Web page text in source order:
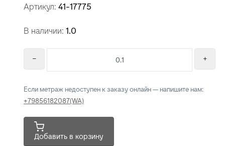
Артикул: 41-17775
В наличии: 1.0
Если метраж недоступен к заказу онлайн — напишите нам:
+79856182087(WA)
Добавить в корзину